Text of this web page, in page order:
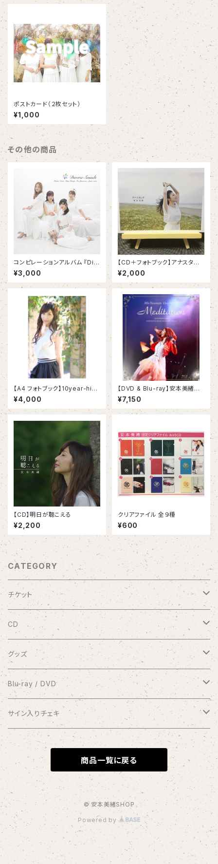
ポストカード（２枚セット）
¥1,000
その他の商品
コンピレーションアルバム 『Div
erse Sounds』
¥3,000
【CD＋フォトブック】アナスタシ
ア
¥2,000
【A4 フォトブック】10year-hist
ory
¥4,000
【DVD & Blu-ray】安本美緒コ
ンサート2017「Meditation」
¥7,150
【CD】明日が聴こえる
¥2,200
クリアファイル 全９種
¥600
CATEGORY
チケット
9/20 10周年記念コンサート渋谷プレジャープレジャー
有料配信ライブ
1coin配信 クラブ美緒
過去の録画ライブ視聴チケット
1/8 弦カルテットコンサート at 横浜mint hall
CD
シングル
おやすみなさい
花束をあなたに
Piano Letter
ミニアルバム
アナスタシア
明日が聴こえる
selene
フルアルバム
Meditation
写真集つきシングル
アナスタシア（初期ver.）
この夏よ、永遠に
コンピレーションアルバム
Link
Diverse Sounds
グッズ
ブロマイド
10周年メモリアルフォトブック
クリアファイル
缶バッジ
オーダーメイド絵手紙
桜（3/29〜）
リクエストイラスト
ステッカー
Blu-ray / DVD
2017.7.2 渋谷プレジャープレジャー
Blu-ray
Blu-ray＆DVDセット
2020.9.20 andante〜your songs〜
Blu-ray
DVD
2021.1.11 渋谷プレジャープレジャー
Blu-ray
DVD
2021.1.11 密着ドキュメンタリー映像
2023.1.8 andante〜Quartet〜
2023.1.8 密着ドキュメンタリー映像
サイン入りチェキ
おうちde MIO LIVE
闇チェキ
1/11 ホールコンサート衣装チェキ
商品一覧に戻る
© 安本美緒SHOP
Powered by